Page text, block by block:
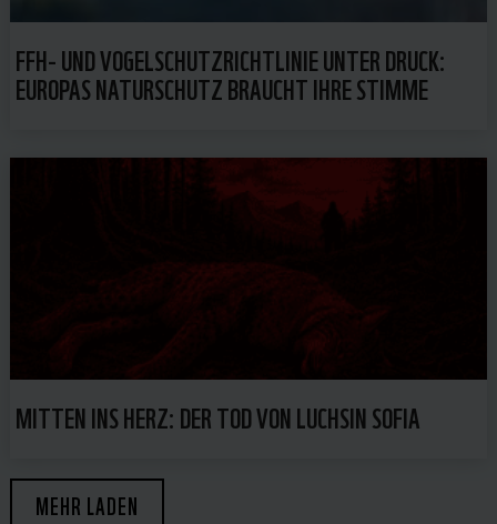
FFH- UND VOGELSCHUTZRICHTLINIE UNTER DRUCK:
EUROPAS NATURSCHUTZ BRAUCHT IHRE STIMME
MITTEN INS HERZ: DER TOD VON LUCHSIN SOFIA
MEHR LADEN